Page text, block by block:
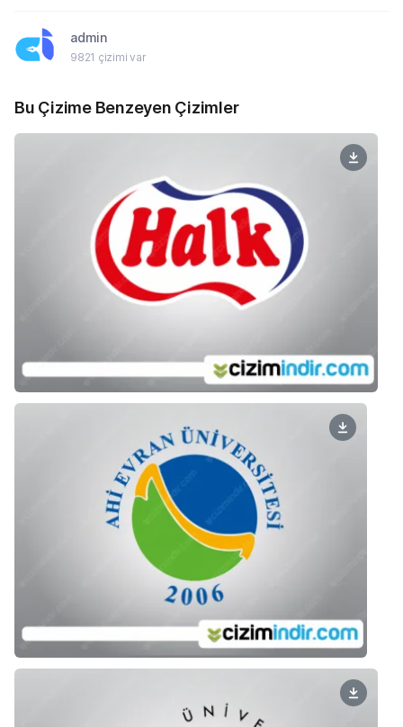
admin
9821 çizimi var
Bu Çizime Benzeyen Çizimler